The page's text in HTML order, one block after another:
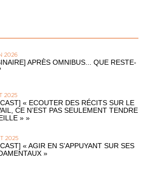
2026
APRÈS OMNIBUS... QUE RESTE-
2025
« ECOUTER DES RÉCITS SUR LE
CE N’EST PAS SEULEMENT TENDRE
» »
2025
« AGIR EN S’APPUYANT SUR SES
»